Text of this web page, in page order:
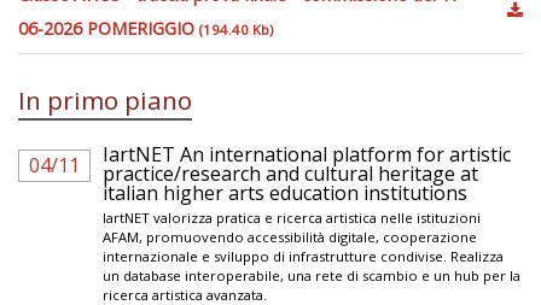
06-2026 POMERIGGIO (194.40 Kb)
In primo piano
04/11 IartNET An international platform for artistic
practice/research and cultural heritage at
italian higher arts education institutions
IartNET valorizza pratica e ricerca artistica nelle istituzioni
AFAM, promuovendo accessibilità digitale, cooperazione
internazionale e sviluppo di infrastrutture condivise. Realizza
un database interoperabile, una rete di scambio e un hub per la
ricerca artistica avanzata.